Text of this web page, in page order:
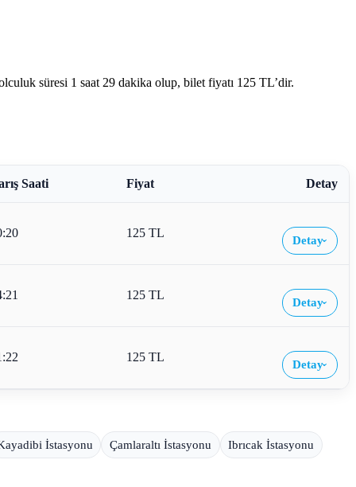
süresi 1 saat 29 dakika olup, bilet fiyatı 125 TL’dir.
Saati Fiyat Detay
125 TL
Detay›
125 TL
Detay›
125 TL
Detay›
İstasyonu Çamlaraltı İstasyonu Ibrıcak İstasyonu